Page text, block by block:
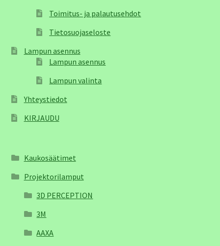
Toimitus- ja palautusehdot
Tietosuojaseloste
Lampun asennus
Lampun asennus
Lampun valinta
Yhteystiedot
KIRJAUDU
Kaukosäätimet
Projektorilamput
3D PERCEPTION
3M
AAXA